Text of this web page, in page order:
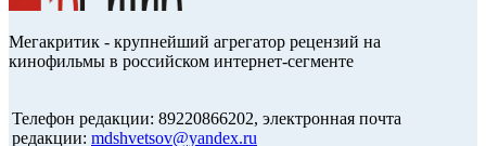
Мегакритик - крупнейший агрегатор рецензий на
кинофильмы в российском интернет-сегменте
Телефон редакции: 89220866202, электронная почта
редакции: mdshvetsov@yandex.ru